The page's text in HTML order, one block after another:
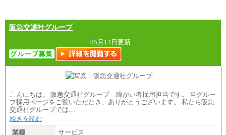
月給17万7000円
理論年収212万4000円（月給17万7000円×12カ月）
阪急交通社グループ
05月13日更新
こんにちは。 阪急交通社グループ 障がい者採用担当です。 当グルー
プ採用ページをご覧いただたき、ありがとうございます。 私たち阪急
交通社グループでは…
続きを読む
業種
サービス